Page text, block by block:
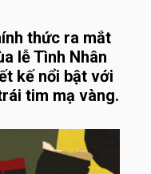
thức ra mắt
lễ Tình Nhân
kế nổi bật với
tim mạ vàng.